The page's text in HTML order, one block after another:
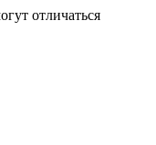
отличаться